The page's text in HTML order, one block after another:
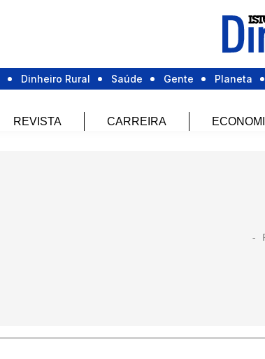
Dinheiro Rural Saúde Gente Planeta
REVISTA CARREIRA